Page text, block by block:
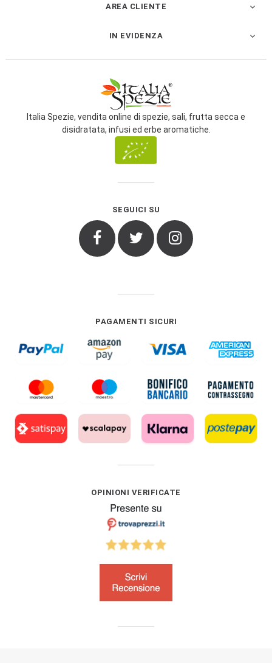
AREA CLIENTE 
IN EVIDENZA 
Italia Spezie, vendita online di spezie, sali, frutta secca e
disidratata, infusi ed erbe aromatiche.
SEGUICI SU
Facebook Twitter Instagram
PAGAMENTI SICURI
OPINIONI VERIFICATE